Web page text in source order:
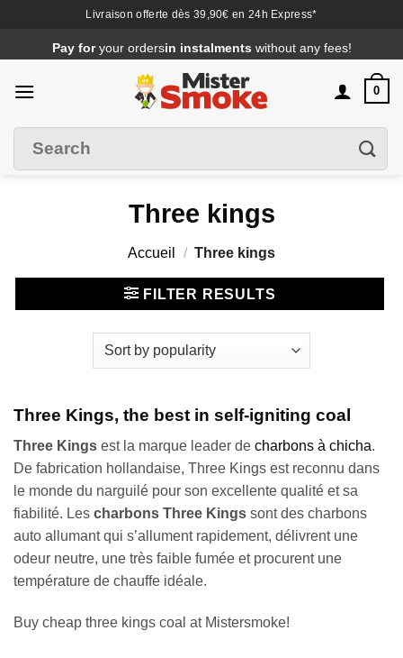
Livraison offerte dès 39,90€ en 24h Express*
au
contenu
Pay foryour ordersin instalments without any fees!
0
Three kings
Accueil / Three kings
FILTER RESULTS
Three Kings, the best in self-igniting coal
Three Kings est la marque leader de charbons à chicha.
De fabrication hollandaise, Three Kings est reconnu dans
le monde du narguilé pour son excellente qualité et sa
fiabilité. Les charbons Three Kings sont des charbons
auto allumant qui s’allument rapidement, délivrent une
odeur neutre, une très faible fumée et procurent une
température de chauffe idéale.
Buy cheap three kings coal at Mistersmoke!